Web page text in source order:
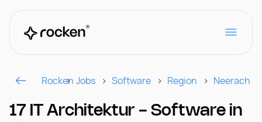
Für Arbeitgeber
Rocken Jobs Software Region Neerach
17 IT Architektur - Software in